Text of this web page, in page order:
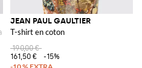
épaules tombantes
JEAN PAUL GAULTIER
T-shirt en coton
190,00 €
161,50 €
-15%